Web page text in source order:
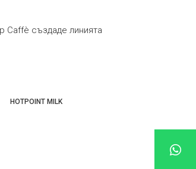
Caffè създаде линията
HOTPOINT MILK